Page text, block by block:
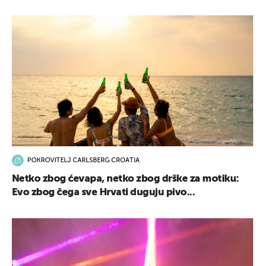
POKROVITELJ CARLSBERG CROATIA
Netko zbog ćevapa, netko zbog drške za motiku:
Evo zbog čega sve Hrvati duguju pivo...